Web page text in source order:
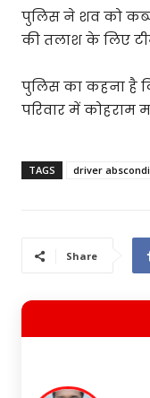
पुलिस ने शव को
की तलाश के लिए
पुलिस का कहना है
परिवार में कोहराम
TAGS driver
Share